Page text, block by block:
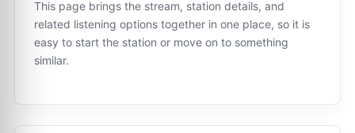
This page brings the stream, station details, and
related listening options together in one place, so it is
easy to start the station or move on to something
similar.